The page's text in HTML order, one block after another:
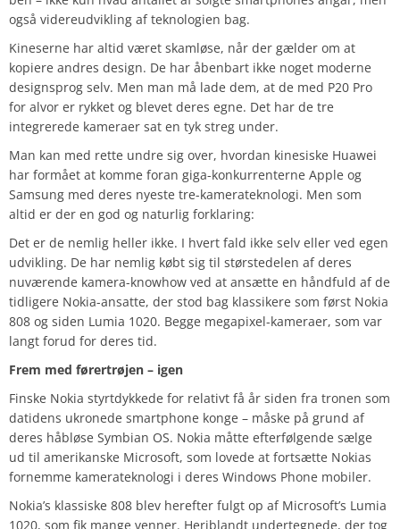
også videreudvikling af teknologien bag.
Kineserne har altid været skamløse, når der gælder om at
kopiere andres design. De har åbenbart ikke noget moderne
designsprog selv. Men man må lade dem, at de med P20 Pro
for alvor er rykket og blevet deres egne. Det har de tre
integrerede kameraer sat en tyk streg under.
Man kan med rette undre sig over, hvordan kinesiske Huawei
har formået at komme foran giga-konkurrenterne Apple og
Samsung med deres nyeste tre-kamerateknologi. Men som
altid er der en god og naturlig forklaring:
Det er de nemlig heller ikke. I hvert fald ikke selv eller ved egen
udvikling. De har nemlig købt sig til størstedelen af deres
nuværende kamera-knowhow ved at ansætte en håndfuld af de
tidligere Nokia-ansatte, der stod bag klassikere som først Nokia
808 og siden Lumia 1020. Begge megapixel-kameraer, som var
langt forud for deres tid.
Frem med førertrøjen – igen
Finske Nokia styrtdykkede for relativt få år siden fra tronen som
datidens ukronede smartphone konge – måske på grund af
deres håbløse Symbian OS. Nokia måtte efterfølgende sælge
ud til amerikanske Microsoft, som lovede at fortsætte Nokias
fornemme kamerateknologi i deres Windows Phone mobiler.
Nokia’s klassiske 808 blev herefter fulgt op af Microsoft’s Lumia
1020, som fik mange venner. Heriblandt undertegnede, der tog